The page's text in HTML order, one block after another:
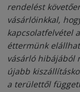
rendelést
vásárlóinkkal,
kapcsolatfelvétel
éttermünk
vásárló hibájából
újabb
a területtől